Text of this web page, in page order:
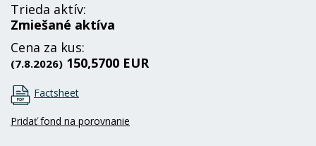
Trieda aktív:
Zmiešané aktíva
Cena za kus:
(7.8.2026) 150,5700 EUR
Factsheet
Pridať fond na porovnanie